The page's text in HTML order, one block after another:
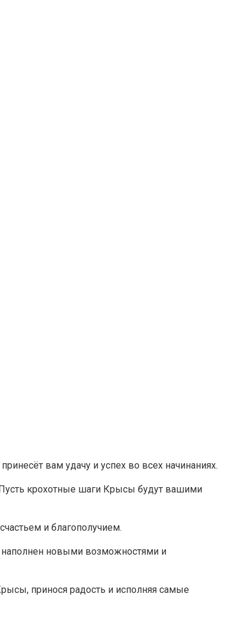
вам удачу и успех во всех начинаниях.
крохотные шаги Крысы будут вашими
и благополучием.
наполнен новыми возможностями и
принося радость и исполняя самые